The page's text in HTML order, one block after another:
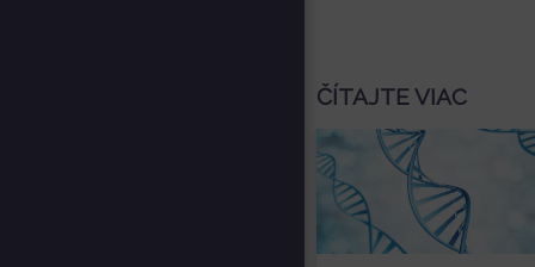
nabudenosti, eufórie,
spoločenskosti. Rovnako
smrteľné ako pri pervitíne
môžu byť aj jeho vedľajšie
príznaky. Najčastejšie sa
vyskytuje vo forme prášku
užívaného ústami alebo
šnupaním. Niekedy sa
vnútrožilovo.
ČÍTAJTE VIAC